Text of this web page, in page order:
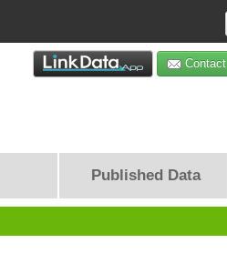
Contact
Published Data